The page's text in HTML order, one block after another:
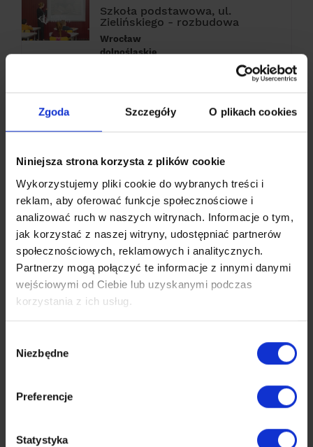
Zgoda Szczegóły O plikach cookies
Niniejsza strona korzysta z plików cookie
Wykorzystujemy pliki cookie do wybranych treści i
reklam, aby oferować funkcje społecznościowe i
analizować ruch w naszych witrynach. Informacje o tym,
jak korzystać z naszej witryny, udostępniać partnerów
społecznościowych, reklamowych i analitycznych.
Partnerzy mogą połączyć te informacje z innymi danymi
wejściowymi od Ciebie lub uzyskanymi podczas
korzystania z ich usług.
zgody
Niezbędne
Preferencje
Statystyka
Szkoła podstawowa, ul.
Zielińskiego - rozbudowa
Wrocław
dolnośląskie
Areszt Śledczy we Wrocławiu -
przebudowa pomieszczeń
administracji na cele mieszkalne
dolnośląskie
Projektowanie zakończone
Dom Studencki Kredka -
modernizacja
Wrocław
dolnośląskie
Projektowanie zakończone
Dom Studencki Kredka i Ołówek